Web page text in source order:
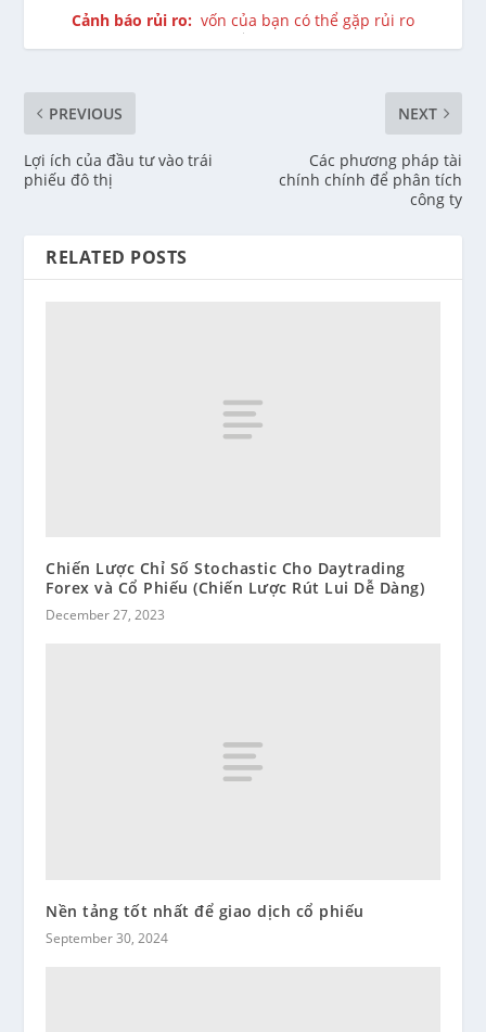
Cảnh báo rủi ro: vốn của bạn có thể gặp rủi ro
PREVIOUS
Lợi ích của đầu tư vào trái
NEXT
Các phương pháp tài
chính chính để phân tích
RELATED POSTS
Chiến Lược Chỉ Số Stochastic Cho Daytrading
Forex và Cổ Phiếu (Chiến Lược Rút Lui Dễ Dàng)
Nền tảng tốt nhất để giao dịch cổ phiếu